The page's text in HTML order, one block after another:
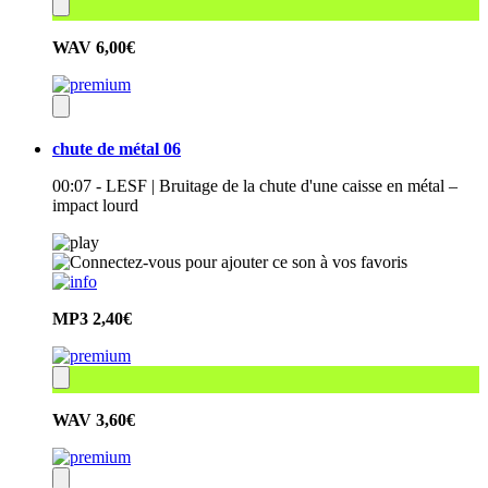
WAV 6,00€
chute de métal 06
00:07 - LESF | Bruitage de la chute d'une caisse en métal –
impact lourd
MP3 2,40€
WAV 3,60€